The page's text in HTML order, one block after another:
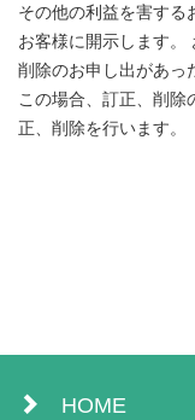
その他の利益を害する
お客様に開示します。
削除のお申し出があっ
この場合、訂正、削除
正、削除を行います。
HOME